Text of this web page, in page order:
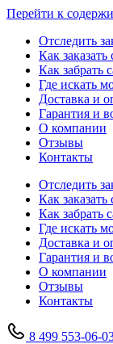
Перейти к
Отследить
Как заказать
Как забрать
Где искать
Доставка и
Гарантия и
О компании
Отзывы
Контакты
Отследить
Как заказать
Как забрать
Где искать
Доставка и
Гарантия и
О компании
Отзывы
Контакты
8 499 553-06-